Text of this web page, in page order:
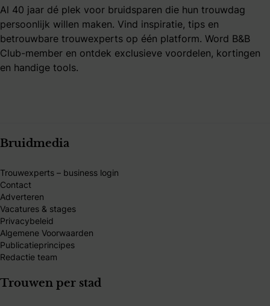
Al 40 jaar dé plek voor bruidsparen die hun trouwdag
persoonlijk willen maken. Vind inspiratie, tips en
betrouwbare trouwexperts op één platform. Word B&B
Club-member en ontdek exclusieve voordelen, kortingen
en handige tools.
Bruidmedia
Trouwexperts – business login
Contact
Adverteren
Vacatures & stages
Privacybeleid
Algemene Voorwaarden
Publicatieprincipes
Redactie team
Trouwen per stad